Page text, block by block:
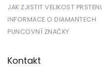
JAK ZJISTIT VELIKOST
INFORMACE O DIAMANTECH
PUNCOVNÍ ZNAČKY
Kontakt